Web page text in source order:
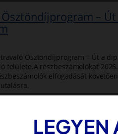
–
Ösztöndíjprogram – Út a
felülete.A részbeszámolókat
elfogadását
pályázat